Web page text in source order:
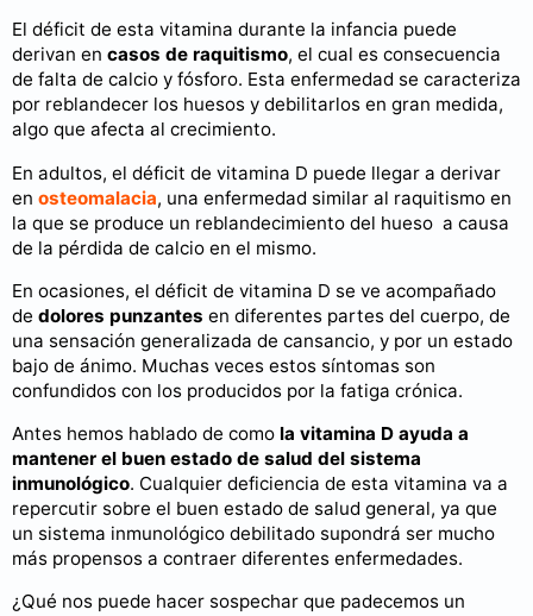
El déficit de esta vitamina durante la infancia puede
derivan en casos de raquitismo, el cual es consecuencia
de falta de calcio y fósforo. Esta enfermedad se caracteriza
por reblandecer los huesos y debilitarlos en gran medida,
algo que afecta al crecimiento.
En adultos, el déficit de vitamina D puede llegar a derivar
en osteomalacia, una enfermedad similar al raquitismo en
la que se produce un reblandecimiento del hueso a causa
de la pérdida de calcio en el mismo.
En ocasiones, el déficit de vitamina D se ve acompañado
de dolores punzantes en diferentes partes del cuerpo, de
una sensación generalizada de cansancio, y por un estado
bajo de ánimo. Muchas veces estos síntomas son
confundidos con los producidos por la fatiga crónica.
Antes hemos hablado de como la vitamina D ayuda a
mantener el buen estado de salud del sistema
inmunológico. Cualquier deficiencia de esta vitamina va a
repercutir sobre el buen estado de salud general, ya que
un sistema inmunológico debilitado supondrá ser mucho
más propensos a contraer diferentes enfermedades.
¿Qué nos puede hacer sospechar que padecemos un